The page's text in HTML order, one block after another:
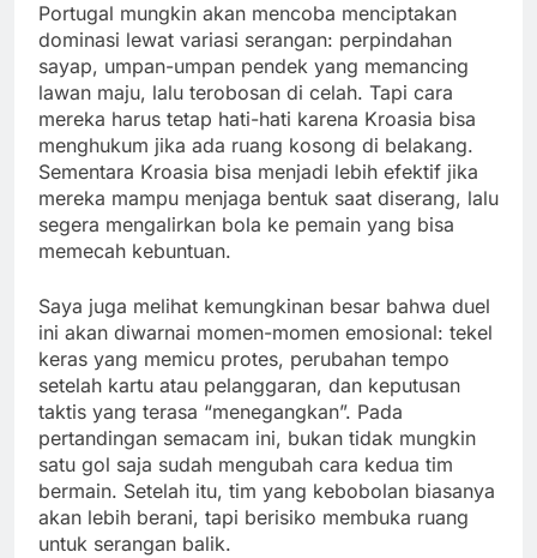
Portugal mungkin akan mencoba menciptakan
dominasi lewat variasi serangan: perpindahan
sayap, umpan-umpan pendek yang memancing
lawan maju, lalu terobosan di celah. Tapi cara
mereka harus tetap hati-hati karena Kroasia bisa
menghukum jika ada ruang kosong di belakang.
Sementara Kroasia bisa menjadi lebih efektif jika
mereka mampu menjaga bentuk saat diserang, lalu
segera mengalirkan bola ke pemain yang bisa
memecah kebuntuan.
Saya juga melihat kemungkinan besar bahwa duel
ini akan diwarnai momen-momen emosional: tekel
keras yang memicu protes, perubahan tempo
setelah kartu atau pelanggaran, dan keputusan
taktis yang terasa “menegangkan”. Pada
pertandingan semacam ini, bukan tidak mungkin
satu gol saja sudah mengubah cara kedua tim
bermain. Setelah itu, tim yang kebobolan biasanya
akan lebih berani, tapi berisiko membuka ruang
untuk serangan balik.